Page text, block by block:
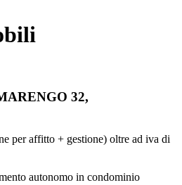
32,
per affitto + gestione) oltre ad iva di
autonomo in condominio